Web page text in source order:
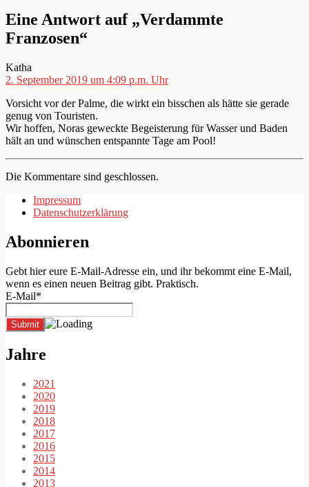
Eine Antwort auf „Verdammte
Franzosen“
Katha
2. September 2019 um 4:09 p.m. Uhr
Vorsicht vor der Palme, die wirkt ein bisschen als hätte sie gerade
genug von Touristen.
Wir hoffen, Noras geweckte Begeisterung für Wasser und Baden
hält an und wünschen entspannte Tage am Pool!
Die Kommentare sind geschlossen.
Impressum
Datenschutzerklärung
Abonnieren
Gebt hier eure E-Mail-Adresse ein, und ihr bekommt eine E-Mail,
wenn es einen neuen Beitrag gibt. Praktisch.
E-Mail*
Jahre
2021
2020
2019
2018
2017
2016
2015
2014
2013